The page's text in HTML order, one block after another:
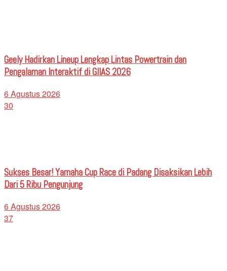
Geely Hadirkan Lineup Lengkap Lintas Powertrain dan
Pengalaman Interaktif di GIIAS 2026
6 Agustus 2026
30
Sukses Besar! Yamaha Cup Race di Padang Disaksikan Lebih
Dari 5 Ribu Pengunjung
6 Agustus 2026
37